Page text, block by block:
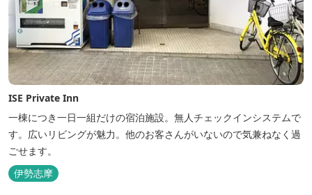
ISE Private Inn
一棟につき一日一組だけの宿泊施設。無人チェックインシステムで
す。広いリビングが魅力。他のお客さんがいないので気兼ねなく過
ごせます。
伊勢志摩